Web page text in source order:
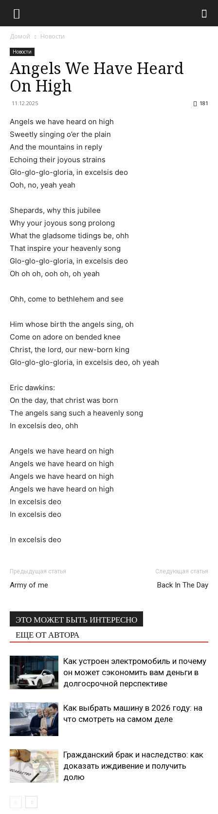
Домой Новости
Новости
Angels We Have Heard
On High
11.12.2025 181
Angels we have heard on high
Sweetly singing o’er the plain
And the mountains in reply
Echoing their joyous strains
Glo-glo-glo-gloria, in excelsis deo
Ooh, no, yeah yeah
Shepards, why this jubilee
Why your joyous song prolong
What the gladsome tidings be, ohh
That inspire your heavenly song
Glo-glo-glo-gloria, in excelsis deo
Oh oh oh, ooh oh, oh yeah
Ohh, come to bethlehem and see
Him whose birth the angels sing, oh
Come on adore on bended knee
Christ, the lord, our new-born king
Glo-glo-glo-gloria, in excelsis deo, oh yeah
Eric dawkins:
On the day, that christ was born
The angels sang such a heavenly song
In excelsis deo, ohh
Angels we have heard on high
Angels we have heard on high
Angels we have heard on high
Angels we have heard on high
In excelsis deo
In excelsis deo
In excelsis deo
Предыдущая статья
Army of me
Следующая статья
Back In The Day
ЭТО МОЖЕТ БЫТЬ ИНТЕРЕСНО
ЕЩЕ ОТ АВТОРА
Как устроен электромобиль и почему
он может сэкономить вам деньги в
долгосрочной перспективе
Как выбрать машину в 2026 году: на
что смотреть на самом деле
Гражданский брак и наследство: как
доказать иждивение и получить
долю